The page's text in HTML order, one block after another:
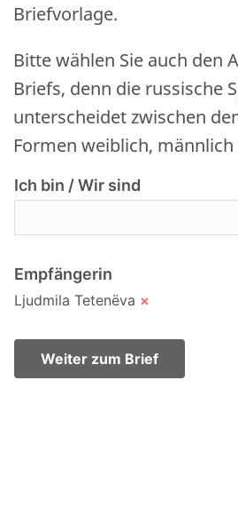
Briefvorlage.
Bitte wählen Sie auch den
Briefs, denn die russische
unterscheidet zwischen
Formen weiblich,
Ich bin / Wir sind
Empfängerin
Ljudmila Tetenёva ×
Weiter zum Brief